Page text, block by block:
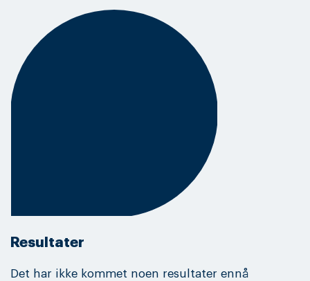
Resultater
Det har ikke kommet noen resultater ennå